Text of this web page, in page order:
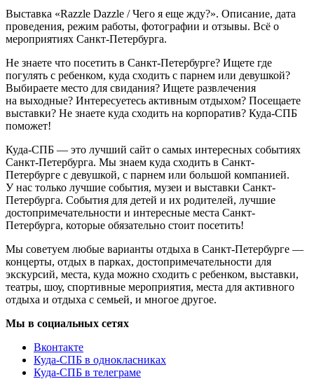
Выставка «Razzle Dazzle / Чего я еще жду?». Описание, дата
проведения, режим работы, фотографии и отзывы. Всё о
мероприятиях Санкт-Петербурга.
Не знаете что посетить в Санкт-Петербурге? Ищете где
погулять с ребенком, куда сходить с парнем или девушкой?
Выбираете место для свидания? Ищете развлечения
на выходные? Интересуетесь активным отдыхом? Посещаете
выставки? Не знаете куда сходить на корпоратив? Куда-СПБ
поможет!
Куда-СПБ — это лучший сайт о самых интересных событиях
Санкт-Петербурга. Мы знаем куда сходить в Санкт-
Петербурге с девушкой, с парнем или большой компанией.
У нас только лучшие события, музеи и выставки Санкт-
Петербурга. События для детей и их родителей, лучшие
достопримечательности и интересные места Санкт-
Петербурга, которые обязательно стоит посетить!
Мы советуем любые варианты отдыха в Санкт-Петербурге —
концерты, отдых в парках, достопримечательности для
экскурсий, места, куда можно сходить с ребенком, выставки,
театры, шоу, спортивные мероприятия, места для активного
отдыха и отдыха с семьей, и многое другое.
Мы в социальных сетях
Вконтакте
Куда-СПБ в однокласниках
Куда-СПБ в телеграме